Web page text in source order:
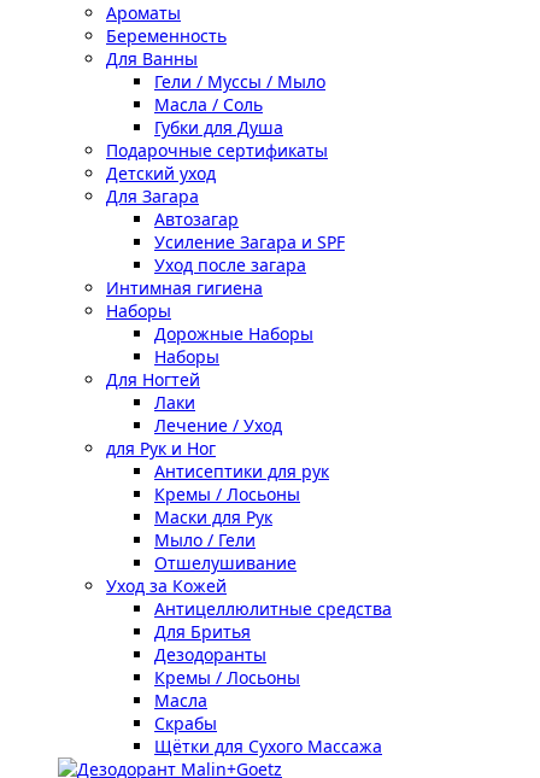
Ароматы
Беременность
Для Ванны
Гели / Муссы / Мыло
Масла / Соль
Губки для Душа
Подарочные сертификаты
Детский уход
Для Загара
Автозагар
Усиление Загара и SPF
Уход после загара
Интимная гигиена
Наборы
Дорожные Наборы
Наборы
Для Ногтей
Лаки
Лечение / Уход
для Рук и Ног
Антисептики для рук
Кремы / Лосьоны
Маски для Рук
Мыло / Гели
Отшелушивание
Уход за Кожей
Антицеллюлитные средства
Для Бритья
Дезодоранты
Кремы / Лосьоны
Масла
Скрабы
Щётки для Сухого Массажа